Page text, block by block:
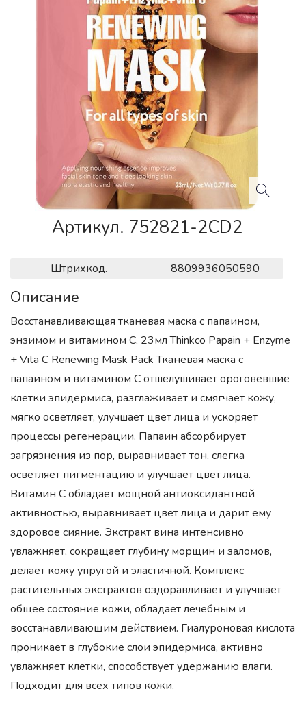
Артикул. 752821-2CD2
Штрихкод. 8809936050590
Описание
Восстанавливающая тканевая маска с папаином,
энзимом и витамином С, 23мл Thinkco Papain + Enzyme
+ Vita C Renewing Mask Pack Тканевая маска с
папаином и витамином С отшелушивает ороговевшие
клетки эпидермиса, разглаживает и смягчает кожу,
мягко осветляет, улучшает цвет лица и ускоряет
процессы регенерации. Папаин абсорбирует
загрязнения из пор, выравнивает тон, слегка
осветляет пигментацию и улучшает цвет лица.
Витамин С обладает мощной антиоксидантной
активностью, выравнивает цвет лица и дарит ему
здоровое сияние. Экстракт вина интенсивно
увлажняет, сокращает глубину морщин и заломов,
делает кожу упругой и эластичной. Комплекс
растительных экстрактов оздоравливает и улучшает
общее состояние кожи, обладает лечебным и
восстанавливающим действием. Гиалуроновая кислота
проникает в глубокие слои эпидермиса, активно
увлажняет клетки, способствует удержанию влаги.
Подходит для всех типов кожи.